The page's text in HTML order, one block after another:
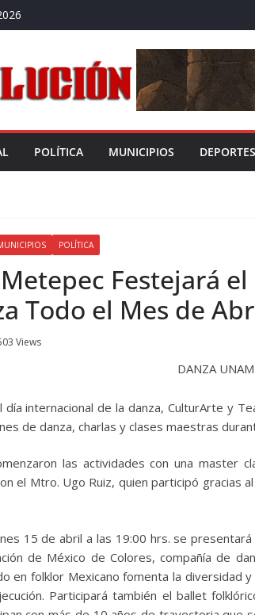
POLÍTICA MUNICIPIOS DEPORTES
POLÍTICA
Festejará
Todo el Mes de
Views
día internacional de la danza, CulturArte y
de danza, charlas y clases maestras
las actividades con una master
el Mtro. Ugo Ruiz, quien participó gracias
15 de abril a las 19:00 hrs. se
de México de Colores, compañía de
en folklor Mexicano fomenta la diversidad
Participará también el ballet